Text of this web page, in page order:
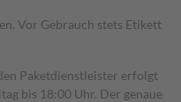
Vor Gebrauch stets Etikett
Paketdienstleister erfolgt
bis 18:00 Uhr. Der genaue